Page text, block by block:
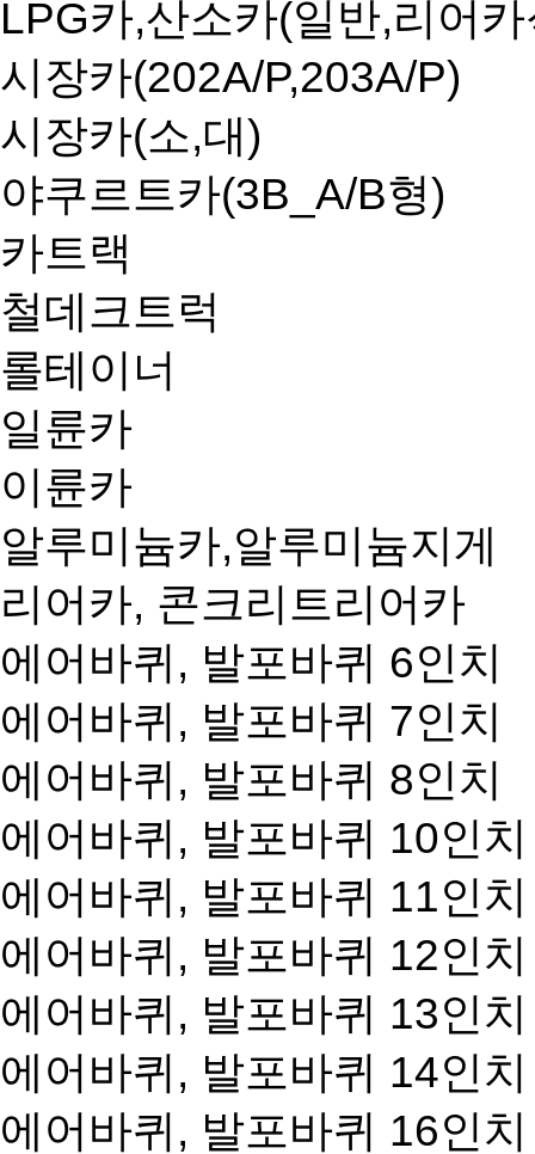
LPG카,산소카(일반,리어
시장카(202A/P,203A/P)
시장카(소,대)
야쿠르트카(3B_A/B형)
카트랙
철데크트럭
롤테이너
일륜카
이륜카
알루미늄카,알루미늄지게
리어카, 콘크리트리어카
에어바퀴, 발포바퀴 6인치
에어바퀴, 발포바퀴 7인치
에어바퀴, 발포바퀴 8인치
에어바퀴, 발포바퀴 10인치
에어바퀴, 발포바퀴 11인치
에어바퀴, 발포바퀴 12인치
에어바퀴, 발포바퀴 13인치
에어바퀴, 발포바퀴 14인치
에어바퀴, 발포바퀴 16인치